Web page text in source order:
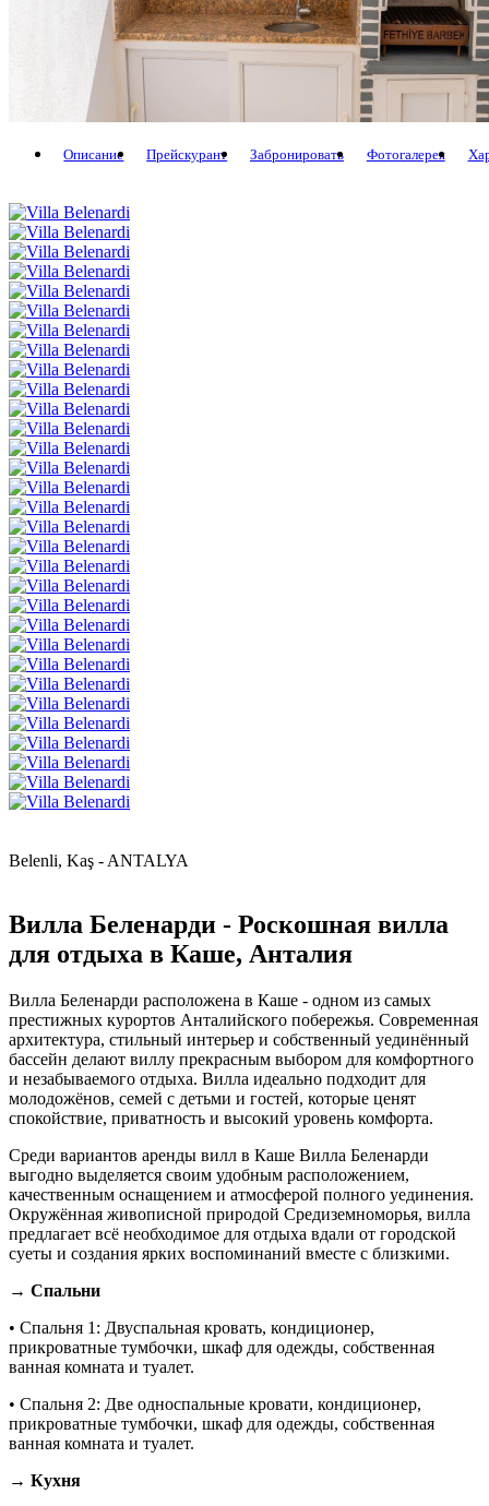
Описание Прейскурант Забронировать Фотогалерея
Belenli, Kaş - ANTALYA
Вилла Беленарди - Роскошная вилла
для отдыха в Каше, Анталия
Вилла Беленарди расположена в Каше - одном из самых
престижных курортов Анталийского побережья. Современная
архитектура, стильный интерьер и собственный уединённый
бассейн делают виллу прекрасным выбором для комфортного
и незабываемого отдыха. Вилла идеально подходит для
молодожёнов, семей с детьми и гостей, которые ценят
спокойствие, приватность и высокий уровень комфорта.
Среди вариантов аренды вилл в Каше Вилла Беленарди
выгодно выделяется своим удобным расположением,
качественным оснащением и атмосферой полного уединения.
Окружённая живописной природой Средиземноморья, вилла
предлагает всё необходимое для отдыха вдали от городской
суеты и создания ярких воспоминаний вместе с близкими.
→ Спальни
• Спальня 1: Двуспальная кровать, кондиционер,
прикроватные тумбочки, шкаф для одежды, собственная
ванная комната и туалет.
• Спальня 2: Две односпальные кровати, кондиционер,
прикроватные тумбочки, шкаф для одежды, собственная
ванная комната и туалет.
→ Кухня